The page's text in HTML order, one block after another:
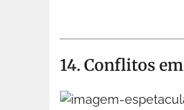
14. Conflitos